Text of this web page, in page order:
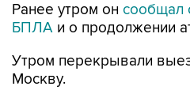
Ранее утром он сообщал
БПЛА и о продолжении
Утром перекрывали
Москву.